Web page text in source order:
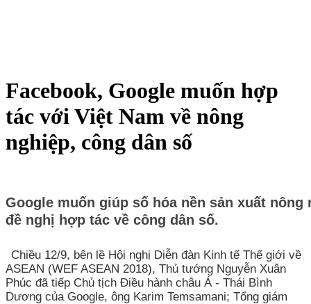
Facebook, Google muốn hợp
tác với Việt Nam về nông
nghiệp, công dân số
Google muốn giúp số hóa nền sản xuất
đề nghị hợp tác về công dân số.
Chiều 12/9, bên lề Hội nghị Diễn đàn Kinh tế Thế giới về
ASEAN (WEF ASEAN 2018), Thủ tướng Nguyễn Xuân
Phúc đã tiếp Chủ tịch Điều hành châu Á - Thái Bình
Dương của Google, ông Karim Temsamani; Tổng giám